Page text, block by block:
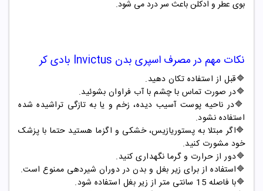
بوی عطر و ادکلن باعث سر درد می شود.
نکات مهم در مصرف اسپری بدن Invictus بادی کر
🔷قبل از استفاده تکان دهید.
🔷در صورت تماس با چشم با آب فراوان بشوئید.
🔷در ناحیه پوست آسیب دیده، زخم و یا به تازگی تراشیده شده
استفاده نشود.
🔷اگر مبتلا به پستوریازیس، خشکی و اگزما هستید حتما با پزشک
خود مشورت کنید.
🔷دور از حرارت و گرما نگهداری کنید.
🔷استفاده از برای زیر بغل و بدن در دوران شیردهی ممنوع است.
🔷با فاصله 15 سانتی متر از زیر بغل استفاده شود
.